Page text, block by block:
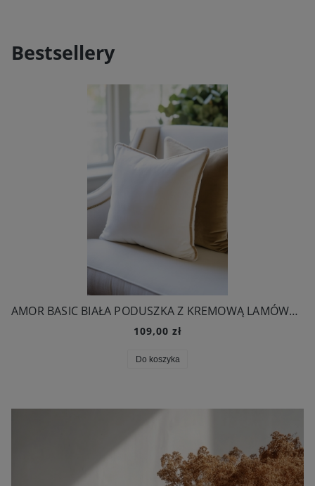
Bestsellery
AMOR BASIC BIAŁA PODUSZKA Z KREMOWĄ LAMÓWKĄ 45x45cm
109,00 zł
Do koszyka